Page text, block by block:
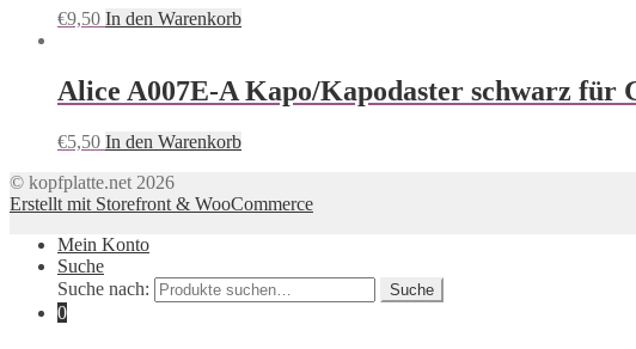
€9,50 In den Warenkorb
Alice A007E-A Kapo/Kapodaster schwarz für
€5,50 In den Warenkorb
© kopfplatte.net 2026
Erstellt mit Storefront & WooCommerce
Mein Konto
Suche
Suche nach:
Suche
0